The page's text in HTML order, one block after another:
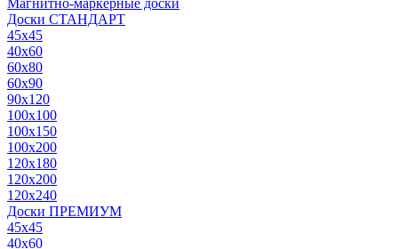
Магнитно-маркерные доски
Доски СТАНДАРТ
45x45
40x60
60x80
60x90
90x120
100x100
100x150
100x200
120x180
120x200
120x240
Доски ПРЕМИУМ
45x45
40x60